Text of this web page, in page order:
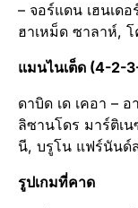
– จอร์แดน เฮนเด
ฮาเหม็ด ซาลาห์,
แมนไนเต็ด (4-2-
ดาบิด เด เคอา –
ลิซานโดร มาร์ติเ
นี, บรูโน แฟร์นันด์
รูปเกมที่คาด